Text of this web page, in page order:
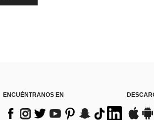
ENCUÉNTRANOS EN